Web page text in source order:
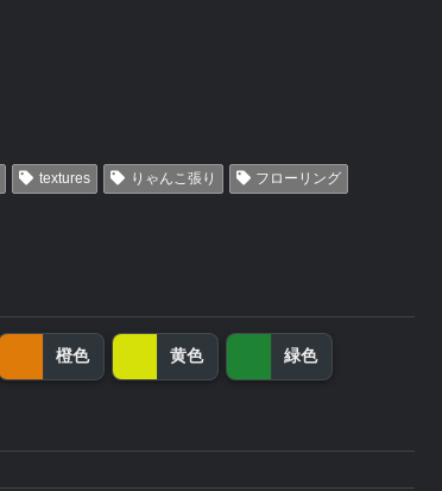
textures りゃんこ張り
フローリング
橙色 黄色 緑色